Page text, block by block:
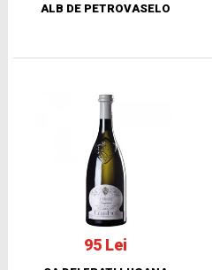
ALB DE PETROVASELO
95 Lei